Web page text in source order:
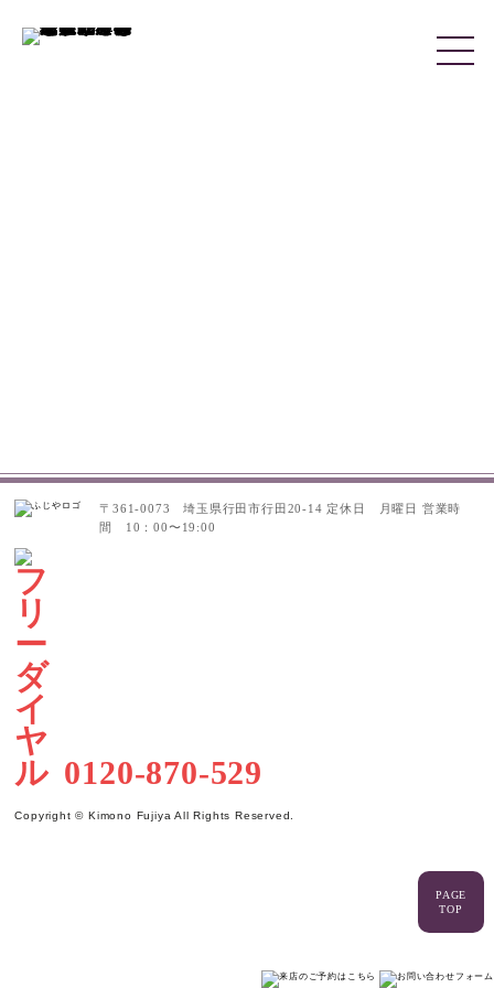
PAGE
TOP
〒361-0073 埼玉県行田市行田20-14 定休日 月曜日 営業時
間 10：00〜19:00
0120-870-529
Copyright © Kimono Fujiya All Rights Reserved.